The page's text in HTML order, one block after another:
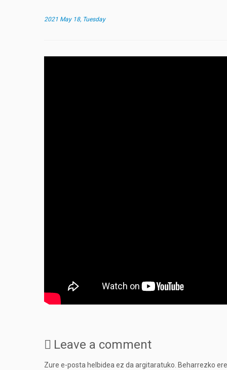
2021 May 18, Tuesday
Leave a comment
Zure e-posta helbidea ez da argitaratuko. Beharrezko